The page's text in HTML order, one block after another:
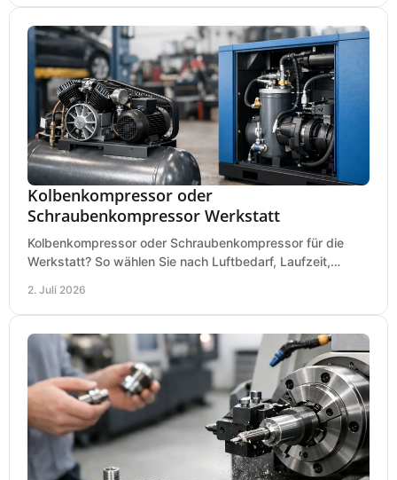
Kolbenkompressor oder
Schraubenkompressor Werkstatt
Kolbenkompressor oder Schraubenkompressor für die
Werkstatt? So wählen Sie nach Luftbedarf, Laufzeit,
2. Juli 2026